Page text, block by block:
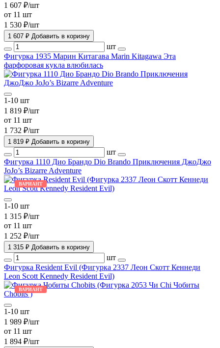
1 607 ₽/шт
от 11 шт
1 530 ₽/шт
1 607 ₽ Добавить в коризну
шт
Фигурка 1935 Марин Китагава Marin Kitagawa Эта
фарфоровая кукла влюбилась
1-10 шт
1 819 ₽/шт
от 11 шт
1 732 ₽/шт
1 819 ₽ Добавить в коризну
шт
Фигурка 1110 Дио Брандо Dio Brando Приключения ДжоДжо
JoJo’s Bizarre Adventure
ВАРИАНТ
1-10 шт
1 315 ₽/шт
от 11 шт
1 252 ₽/шт
1 315 ₽ Добавить в коризну
шт
Фигурка Resident Evil (Фигурка 2337 Леон Скотт Кеннеди
Leon Scott Kennedy Resident Evil)
ВАРИАНТ
1-10 шт
1 989 ₽/шт
от 11 шт
1 894 ₽/шт